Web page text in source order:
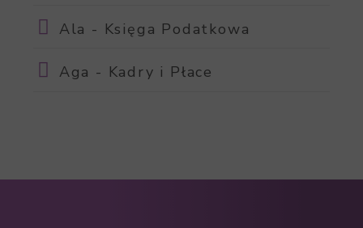
Ala - Księga Podatkowa
Aga - Kadry i Płace